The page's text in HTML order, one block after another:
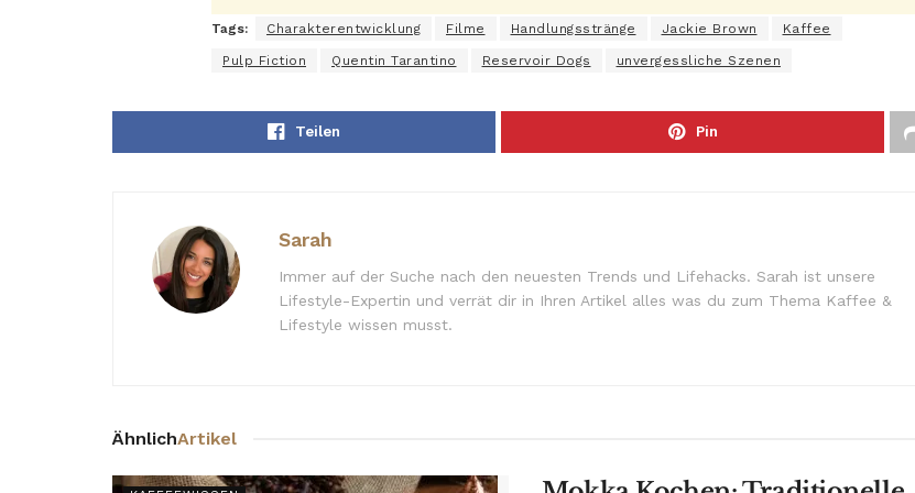
Tags: Charakterentwicklung Filme Handlungsstränge Jackie Brown Kaffee
Pulp Fiction Quentin Tarantino Reservoir Dogs unvergessliche Szenen
Teilen Pin
Sarah
Immer auf der Suche nach den neuesten Trends und Lifehacks. Sarah ist unsere
Lifestyle-Expertin und verrät dir in Ihren Artikel alles was du zum Thema Kaffee &
Lifestyle wissen musst.
ÄhnlichArtikel